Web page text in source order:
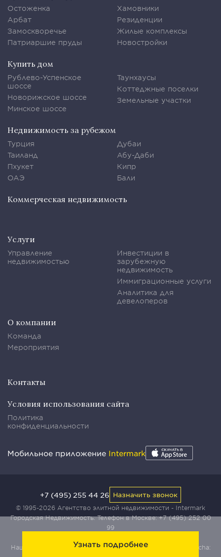
Узнать подробнее
Остоженка
Арбат
Замоскворечье
Патриаршие пруды
Хамовники
Резиденции
Жилые комплексы
Новостройки
Купить дом
Рублево-Успенское
шоссе
Новорижское шоссе
Минское шоссе
Таунхаусы
Коттеджные поселки
Земельные участки
Недвижимость за рубежом
Турция
Таиланд
Пхукет
ОАЭ
Дубаи
Абу-Даби
Кипр
Бали
Коммерческая недвижимость
Услуги
Управление
недвижимостью
Инвестиции в
зарубежную
недвижимость
Иммиграционные услуги
Аналитика для
девелоперов
О компании
Команда
Мероприятия
Контакты
Условия использования сайта
Политика
конфиденциальности
Мобильное приложение Intermark
© 1995-2026 Агентство элитной недвижимости - Intermark
Городская Недвижимость. Телефон в Москве:+7 (495) 252 00
99
Наш сайт защищен с помощью сервиса Yandex SmartCaptcha:
+7 (495) 255 44 26 Назначить звонок